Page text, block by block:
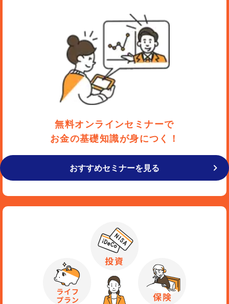
無料オンラインセミナーで
お金の基礎知識が身につく！
おすすめセミナーを見る